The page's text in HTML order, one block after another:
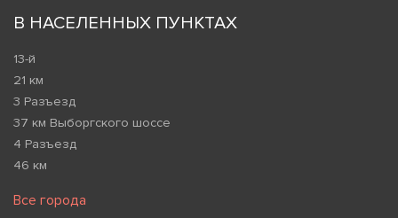
В НАСЕЛЕННЫХ ПУНКТАХ
13-й
21 км
3 Разъезд
37 км Выборгского шоссе
4 Разъезд
46 км
Все города